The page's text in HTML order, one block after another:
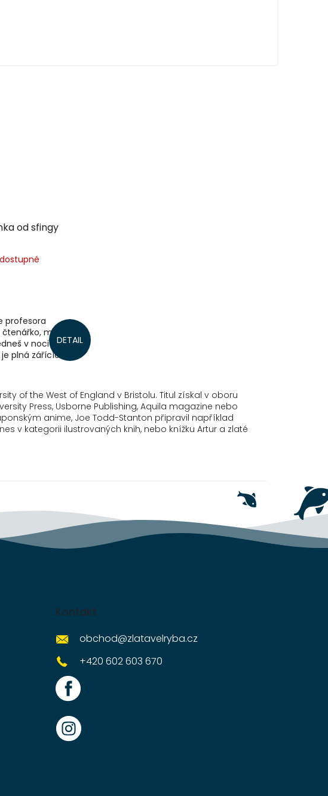
od sfingy
DETAIL
profesora
milý
v noci hlavu,
plná zářících
of the West of England v Bristolu. Titul získal v oboru
Press, Usborne Publishing, Aquila magazine nebo
anime, Joe Todd-Stanton připravil například
v kategorii ilustrovaných knih, nebo knížku Artur a zlaté
Kontakt
obchod@zlatavelryba.cz
+420 602 603 670